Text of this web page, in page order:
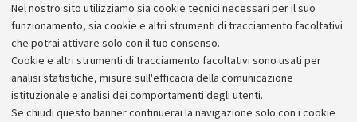
Nel nostro sito utilizziamo sia cookie tecnici necessari per il suo
funzionamento, sia cookie e altri strumenti di tracciamento facoltativi
che potrai attivare solo con il tuo consenso.
Cookie e altri strumenti di tracciamento facoltativi sono usati per
analisi statistiche, misure sull'efficacia della comunicazione
istituzionale e analisi dei comportamenti degli utenti.
Se chiudi questo banner continuerai la navigazione solo con i cookie
Alumni community
Piano strategico
Bilanci
Donazioni e 5x1000